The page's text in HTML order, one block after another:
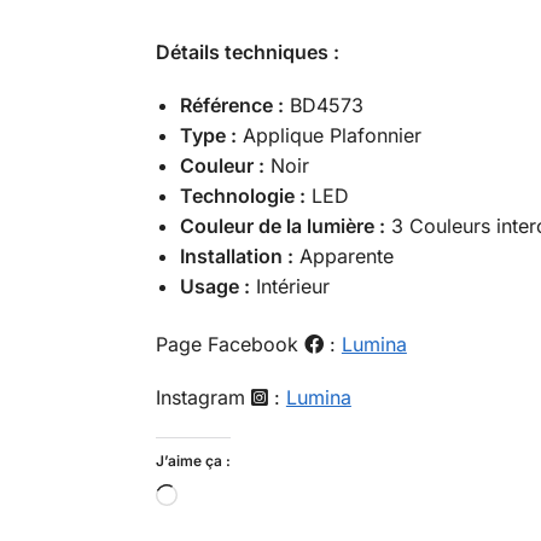
Détails techniques :
Référence : BD4573
Type : Applique Plafonnier
Couleur : Noir
Technologie : LED
Couleur de la lumière : 3 Couleurs
Installation : Apparente
Usage : Intérieur
Page Facebook : Lumina
Instagram : Lumina
J’aime ça :